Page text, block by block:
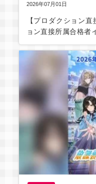
2026年07月01日
【プロダクション
ョン直接所属合格者